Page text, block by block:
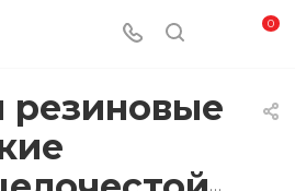
0
резиновые
кислотощелочестойкие